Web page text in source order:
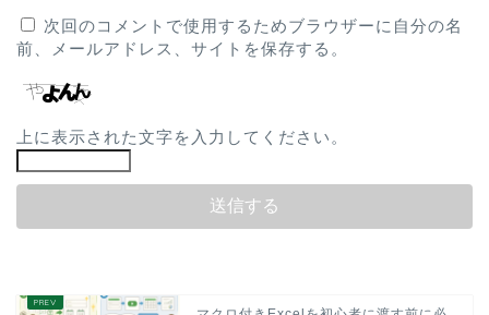
次回のコメントで使用するためブラウザーに自分の名
前、メールアドレス、サイトを保存する。
上に表示された文字を入力してください。